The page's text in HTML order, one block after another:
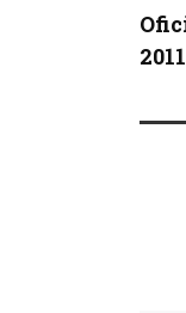
2011